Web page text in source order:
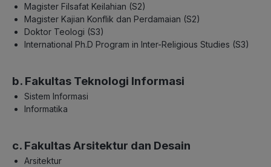
Magister Filsafat Keilahian (S2)
Magister Kajian Konflik dan Perdamaian (S2)
Doktor Teologi (S3)
International Ph.D Program in Inter-Religious Studies (S3)
b. Fakultas Teknologi Informasi
Sistem Informasi
Informatika
c. Fakultas Arsitektur dan Desain
Arsitektur